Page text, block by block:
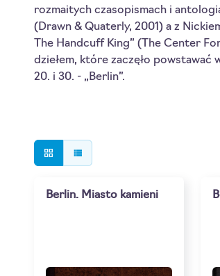
rozmaitych czasopismach i
(Drawn & Quaterly, 2001) a z
The Handcuff King” (The Center
dziełem, które zaczęło powstawać
20. i 30. - „Berlin”.
grid_view view_list
Berlin. Miasto kamieni